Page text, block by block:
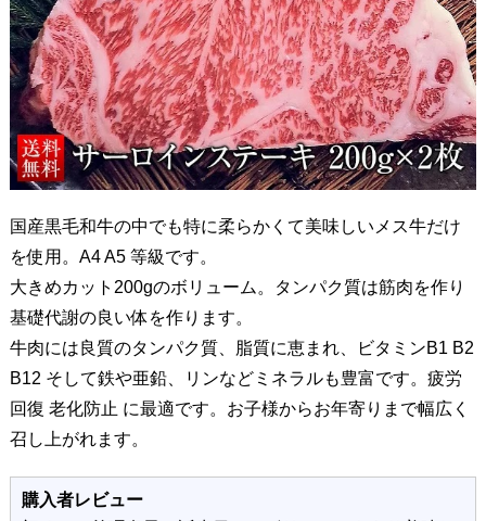
国産黒毛和牛の中でも特に柔らかくて美味しいメス牛だけ
を使用。A4 A5 等級です。
大きめカット200gのボリューム。タンパク質は筋肉を作り
基礎代謝の良い体を作ります。
牛肉には良質のタンパク質、脂質に恵まれ、ビタミンB1 B2
B12 そして鉄や亜鉛、リンなどミネラルも豊富です。疲労
回復 老化防止 に最適です。お子様からお年寄りまで幅広く
召し上がれます。
購入者レビュー